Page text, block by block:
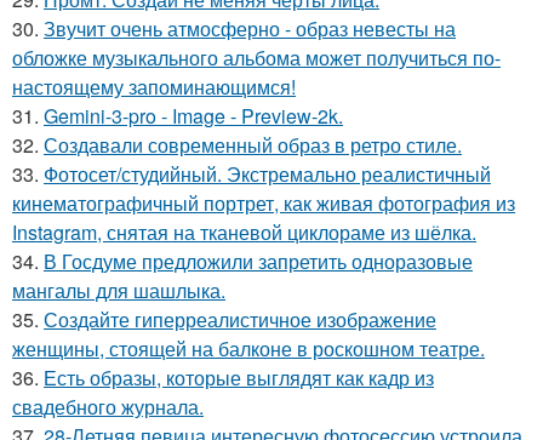
30. Звучит очень атмосферно - образ невесты на
обложке музыкального альбома может получиться по-
настоящему запоминающимся!
31. Gemini-3-pro - Image - Preview-2k.
32. Создавали современный образ в ретро стиле.
33. Фотосет/студийный. Экстремально реалистичный
кинематографичный портрет, как живая фотография из
Instagram, снятая на тканевой циклораме из шёлка.
34. В Госдуме предложили запретить одноразовые
мангалы для шашлыка.
35. Создайте гиперреалистичное изображение
женщины, стоящей на балконе в роскошном театре.
36. Есть образы, которые выглядят как кадр из
свадебного журнала.